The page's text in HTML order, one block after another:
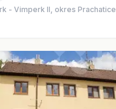
- Vimperk II, okres Prachatice